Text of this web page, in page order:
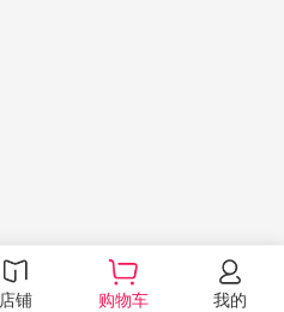
店铺 购物车 我的